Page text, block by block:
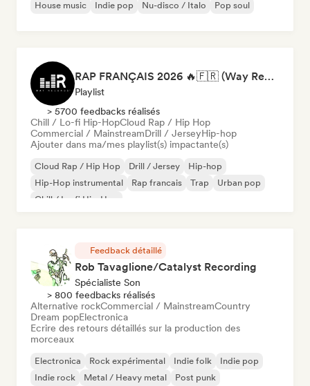
House music Indie pop Nu-disco / Italo Pop soul
RAP FRANÇAIS 2026 🔥🇫🇷 (Way Records)
Playlist
> 5700 feedbacks réalisés
Chill / Lo-fi Hip-HopCloud Rap / Hip Hop
Commercial / MainstreamDrill / JerseyHip-hop
Ajouter dans ma/mes playlist(s) impactante(s)
Cloud Rap / Hip Hop Drill / Jersey
Hip-hop
Hip-Hop instrumental
Rap francais Trap
Urban pop
Chill / Lo-fi Hip-Hop
Feedback détaillé
Rob Tavaglione/Catalyst Recording
Spécialiste Son
> 800 feedbacks réalisés
Alternative rockCommercial / MainstreamCountry
Dream popElectronica
Ecrire des retours détaillés sur la production des
morceaux
Electronica Rock expérimental Indie folk
Indie pop
Indie rock
Metal / Heavy metal
Post punk